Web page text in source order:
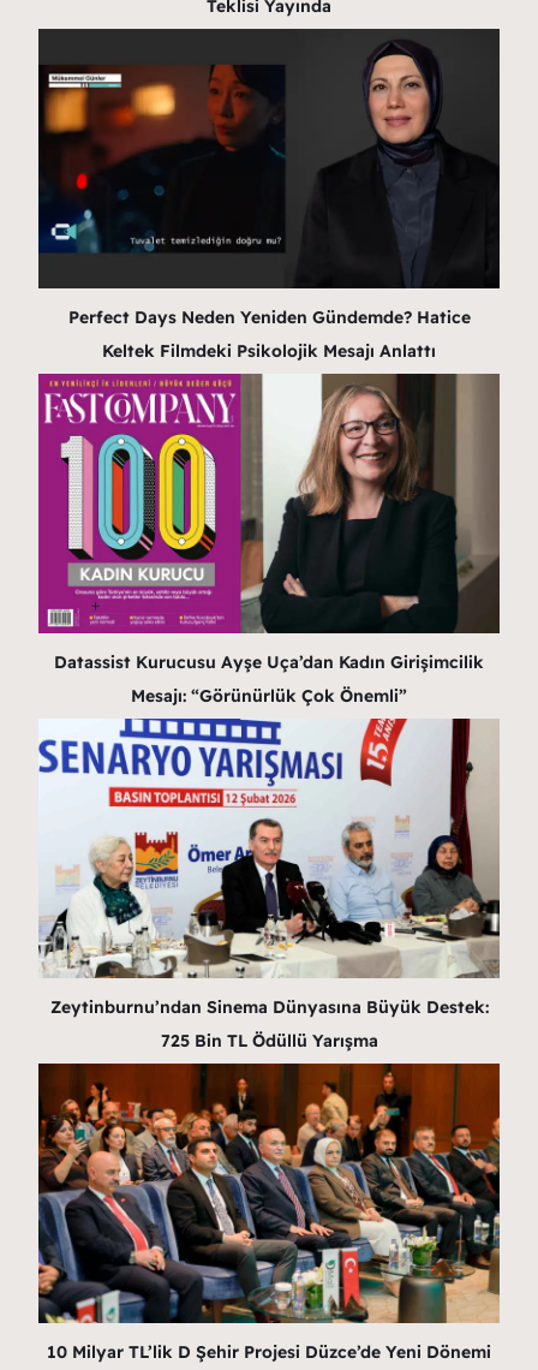
Teklisi Yayında
Perfect Days Neden Yeniden Gündemde? Hatice
Keltek Filmdeki Psikolojik Mesajı Anlattı
Datassist Kurucusu Ayşe Uça’dan Kadın Girişimcilik
Mesajı: “Görünürlük Çok Önemli”
Zeytinburnu’ndan Sinema Dünyasına Büyük Destek:
725 Bin TL Ödüllü Yarışma
10 Milyar TL’lik D Şehir Projesi Düzce’de Yeni Dönemi